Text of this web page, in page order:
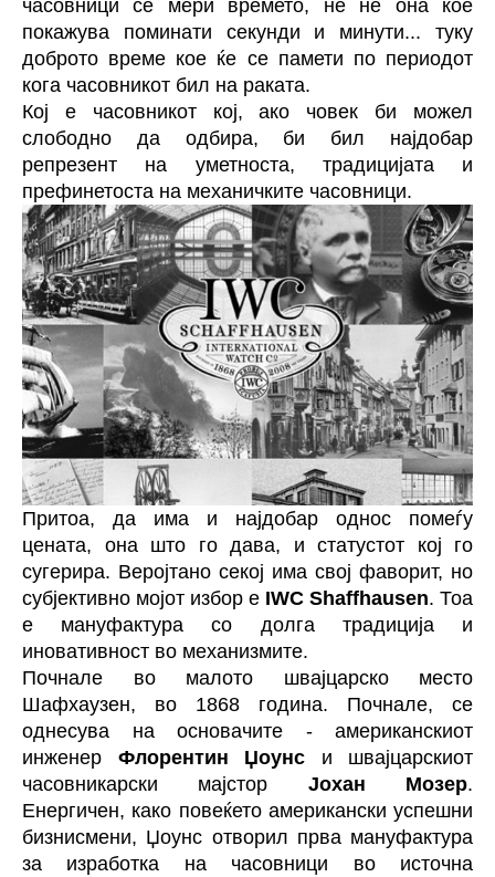
часовници се мери времето, не не она кое
покажува поминати секунди и минути... туку
доброто време кое ќе се памети по периодот
кога часовникот бил на раката.
Кој е часовникот кој, ако човек би можел
слободно да одбира, би бил најдобар
репрезент на уметноста, традицијата и
префинетоста на механичките часовници.
Притоа, да има и најдобар однос помеѓу
цената, она што го дава, и статустот кој го
сугерира. Веројтано секој има свој фаворит, но
субјективно мојот избор е IWC Shaffhausen. Тоа
е мануфактура со долга традиција и
иновативност во механизмите.
Почнале во малото швајцарско место
Шафхаузен, во 1868 година. Почнале, се
однесува на основачите - американскиот
инженер Флорентин Џоунс и швајцарскиот
часовникарски мајстор Јохан Мозер.
Енергичен, како повеќето американски успешни
бизнисмени, Џоунс отворил прва мануфактура
за изработка на часовници во источна